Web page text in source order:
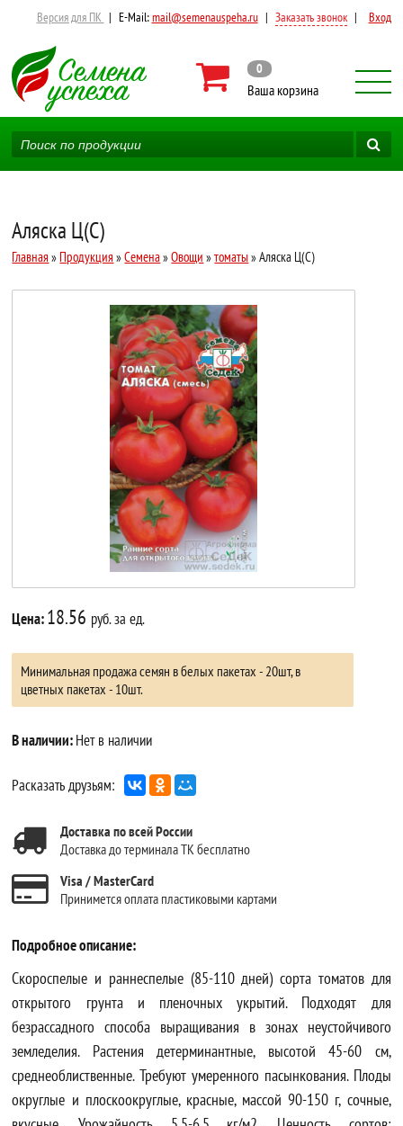
Версия для ПК | E-Mail:mail@semenauspeha.ru | Заказать звонок | Вход
0
Ваша корзина
Аляска Ц(С)
Главная » Продукция »Семена»Овощи »томаты» Аляска Ц(С)
Цена:18.56 руб. за ед.
Минимальная продажа семян в белых пакетах - 20шт, в
цветных пакетах - 10шт.
В наличии:Нет в наличии
Расказать друзьям:
Доставка по всей России
Доставка до терминала ТК бесплатно
Visa / MasterCard
Принимется оплата пластиковыми картами
Подробное описание:
Скороспелые и раннеспелые (85-110 дней) сорта томатов для
открытого грунта и пленочных укрытий. Подходят для
безрассадного способа выращивания в зонах неустойчивого
земледелия. Растения детерминантные, высотой 45-60 см,
среднеоблиственные. Требуют умеренного пасынкования. Плоды
округлые и плоскоокруглые, красные, массой 90-150 г, сочные,